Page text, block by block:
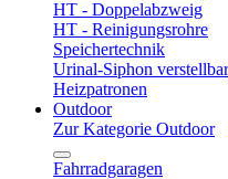
HT - Doppelabzweig
HT - Reinigungsrohre
Speichertechnik
Urinal-Siphon verstellbar
Heizpatronen
Outdoor
Zur Kategorie Outdoor
Fahrradgaragen